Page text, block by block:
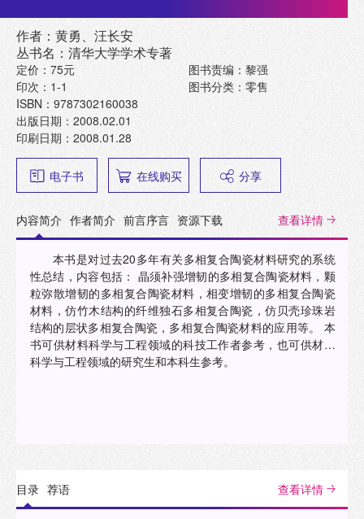
作者：黄勇、汪长安
丛书名：清华大学学术专著
定价：75元
印次：1-1
ISBN：9787302160038
出版日期：2008.02.01
印刷日期：2008.01.28
图书责编：黎强
图书分类：零售
电子书 在线购买 分享
内容简介 作者简介 前言序言 资源下载 查看详情
本书是对过去20多年有关多相复合陶瓷材料研究的系统
性总结，内容包括： 晶须补强增韧的多相复合陶瓷材料，颗
粒弥散增韧的多相复合陶瓷材料，相变增韧的多相复合陶瓷
材料，仿竹木结构的纤维独石多相复合陶瓷，仿贝壳珍珠岩
结构的层状多相复合陶瓷，多相复合陶瓷材料的应用等。 本
书可供材料科学与工程领域的科技工作者参考，也可供材料
科学与工程领域的研究生和本科生参考。
目录 荐语 查看详情